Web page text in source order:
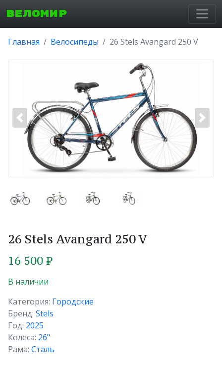
ВЕЛОМИР
Главная Велосипеды 26 Stels Avangard 250 V
26 Stels Avangard 250 V
16 500 ₽
В наличии
Категория: Городские
Бренд: Stels
Год: 2025
Колеса: 26"
Рама: Сталь